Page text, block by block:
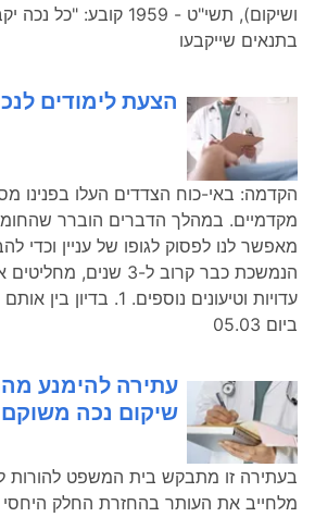
ושיקום), תשי"ט -
בתנאים שייקבעו
הצעת לימודים
הקדמה: באי-כוח הצדדים העלו בפנינו
מקדמיים. במהלך הדברים הוברר
מאפשר לנו לפסוק לגופו של עניין וכדי
הנמשכת כבר קרוב ל-3
עדויות וטיעונים נוספים. 1.
ביום 05.03
עתירה להימנע
שיקום נכה משוקם
בעתירה זו מתבקש בית המשפט להורות
מלחייב את העותר בהחזרת החלק היחסי